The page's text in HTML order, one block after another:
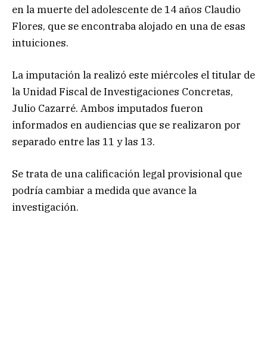
en la muerte del adolescente de 14 años Claudio
Flores, que se encontraba alojado en una de esas
intuiciones.
La imputación la realizó este miércoles el titular de
la Unidad Fiscal de Investigaciones Concretas,
Julio Cazarré. Ambos imputados fueron
informados en audiencias que se realizaron por
separado entre las 11 y las 13.
Se trata de una calificación legal provisional que
podría cambiar a medida que avance la
investigación.